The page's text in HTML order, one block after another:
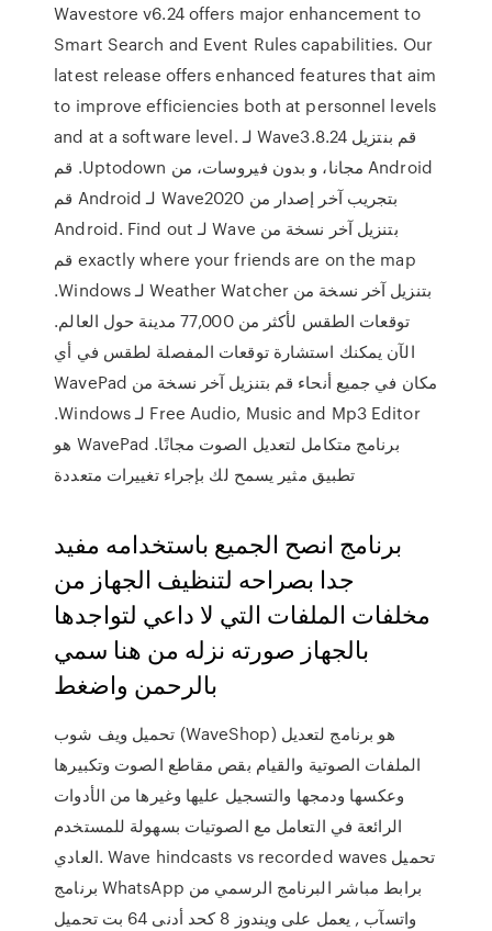
Wavestore v6.24 offers major enhancement to
Smart Search and Event Rules capabilities. Our
latest release offers enhanced features that aim
to improve efficiencies both at personnel levels
and at a software level. ‫قم بنتزيل Wave3.8.24 لـ
Android مجانا، و بدون فيروسات، من Uptodown. قم
بتجريب آخر إصدار من Wave2020 لـ Android قم
بتنزيل آخر نسخة من Wave لـ Android. Find out
exactly where your friends are on the map قم
بتنزيل آخر نسخة من Weather Watcher لـ Windows.
توقعات الطقس لأكثر من 77,000 مدينة حول العالم.
الآن يمكنك استشارة توقعات المفصلة لطقس في أي
مكان في جميع أنحاء قم بتنزيل آخر نسخة من WavePad
Free Audio, Music and Mp3 Editor لـ Windows.
برنامج متكامل لتعديل الصوت مجانًا. WavePad هو
تطبيق مثير يسمح لك بإجراء تغييرات متعددة
برنامج انصح الجميع باستخدامه مفيد
جدا بصراحه لتنظيف الجهاز من
مخلفات الملفات التي لا داعي لتواجدها
بالجهاز صورته نزله من هنا سمي
بالرحمن واضغط
تحميل ويف شوب (WaveShop) هو برنامج لتعديل
الملفات الصوتية والقيام بقص مقاطع الصوت وتكبيرها
وعكسها ودمجها والتسجيل عليها وغيرها من الأدوات
الرائعة في التعامل مع الصوتيات بسهولة للمستخدم
العادي. Wave hindcasts vs recorded waves تحميل
برنامج WhatsApp برابط مباشر البرنامج الرسمي من
واتسآب , يعمل على ويندوز 8 كحد أدنى 64 بت تحميل